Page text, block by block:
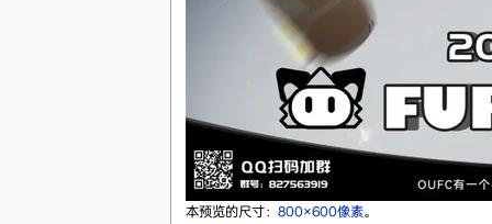
本预览的尺寸： 800×600像素。